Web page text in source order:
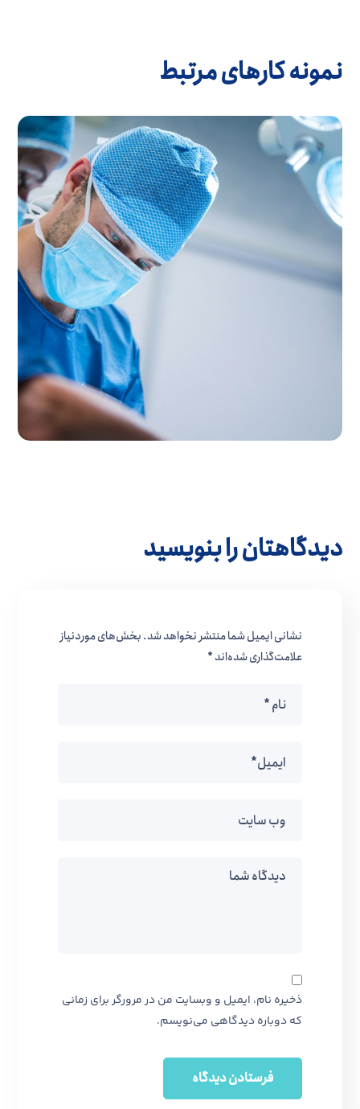
نمونه کارهای مرتبط
مداخله جراحی
دیدگاهتان را بنویسید
نشانی ایمیل شما منتشر نخواهد شد.بخش‌های موردنیاز
علامت‌گذاری شده‌اند*
ذخیره نام، ایمیل و وبسایت من در مرورگر برای زمانی
که دوباره دیدگاهی می‌نویسم.